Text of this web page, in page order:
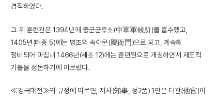
겸직하였다.
그 뒤 훈련관은 1394년에 중군군후소(中軍軍候所)를 흡수했고,
1405년(태종 5)에는 병조의 속아문(屬衙門)으로 되고, 계속해
정비되어 마침내 1466년(세조 12)에는 훈련원으로 개칭하면서 제도적
기틀을 정돈하기에 이르렀다.
≪경국대전≫의 규정에 따르면, 지사(知事, 정2품) 1인은 타관(他官)이